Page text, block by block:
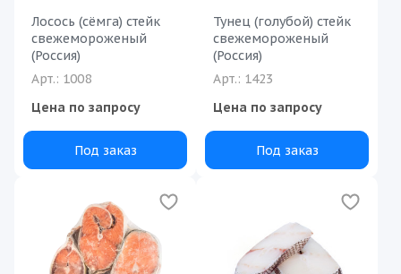
Лосось (сёмга) стейк
свежемороженый
(Россия)
Арт.: 1008
Цена по запросу
Под заказ
Тунец (голубой) стейк
свежемороженый
(Россия)
Арт.: 1423
Цена по запросу
Под заказ